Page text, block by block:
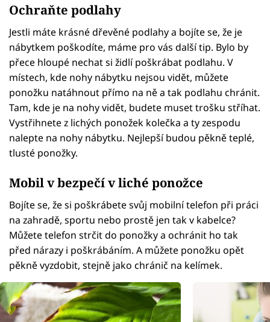
Ochraňte podlahy
Jestli máte krásné dřevěné podlahy a bojíte se, že je
nábytkem poškodíte, máme pro vás další tip. Bylo by
přece hloupé nechat si židlí poškrábat podlahu. V
místech, kde nohy nábytku nejsou vidět, můžete
ponožku natáhnout přímo na ně a tak podlahu chránit.
Tam, kde je na nohy vidět, budete muset trošku stříhat.
Vystřihnete z lichých ponožek kolečka a ty zespodu
nalepte na nohy nábytku. Nejlepší budou pěkně teplé,
tlusté ponožky.
Mobil v bezpečí v liché ponožce
Bojíte se, že si poškrábete svůj mobilní telefon při práci
na zahradě, sportu nebo prostě jen tak v kabelce?
Můžete telefon strčit do ponožky a ochránit ho tak
před nárazy i poškrábáním. A můžete ponožku opět
pěkně vyzdobit, stejně jako chránič na kelímek.